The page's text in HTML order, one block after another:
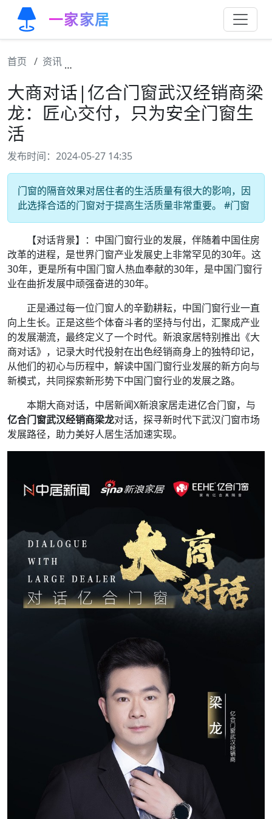
一家家居
首页 资讯
大商对话|亿合门窗武汉经销商梁
龙：匠心交付，只为安全门窗生
活
发布时间：2024-05-27 14:35
门窗的隔音效果对居住者的生活质量有很大的影响，因
此选择合适的门窗对于提高生活质量非常重要。 #门窗
【对话背景】：中国门窗行业的发展，伴随着中国住房
改革的进程，是世界门窗产业发展史上非常罕见的30年。这
30年，更是所有中国门窗人热血奉献的30年，是中国门窗行
业在曲折发展中顽强奋进的30年。
正是通过每一位门窗人的辛勤耕耘，中国门窗行业一直
向上生长。正是这些个体奋斗者的坚持与付出，汇聚成产业
的发展潮流，最终定义了一个时代。新浪家居特别推出《大
商对话》，记录大时代投射在出色经销商身上的独特印记，
从他们的初心与历程中，解读中国门窗行业发展的新方向与
新模式，共同探索新形势下中国门窗行业的发展之路。
本期大商对话，中居新闻X新浪家居走进亿合门窗，与
亿合门窗武汉经销商梁龙对话，探寻新时代下武汉门窗市场
发展路径，助力美好人居生活加速实现。